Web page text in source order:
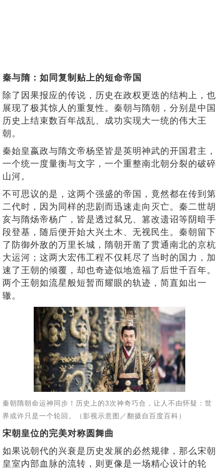
秦与隋：如同复制贴上的短命帝国
除了因果报应的传说，历史在政权更迭的结构上，也
展现了极其惊人的重复性。秦朝与隋朝，分别是中国
历史上结束数百年战乱、成功实现大一统的伟大王
朝。
秦始皇嬴政与隋文帝杨坚皆是英明神武的开国君主，
一个统一度量衡与文字，一个重整南北朝分裂的破碎
山河。
不可思议的是，这两个强盛的帝国，竟然都在传到第
二代时，因为同样的悲剧而迅速走向灭亡。秦二世胡
亥与隋炀帝杨广，皆是透过弑兄、篡改遗诏等阴暗手
段登基，随后便开始大兴土木、无视民生。秦朝留下
了防御外敌的万里长城，隋朝开凿了贯通南北的京杭
大运河；这两大宏伟工程不仅耗尽了当时的国力，加
速了王朝的倾覆，却也奇迹似地造福了后世千百年。
两个王朝如流星般短暂而耀眼的轨迹，简直如出一
辙。
秦朝隋朝命运神同步！历史上的3次神奇巧合，让人不由怀疑：世
界或许只是一个轮回。（影视示意图／翻摄自百度百科）
宋朝皇位的完美对称圆舞曲
如果说朝代的兴衰是历史发展的必然规律，那么宋朝
皇室内部血脉的流转，则更像是一场精心设计的轮